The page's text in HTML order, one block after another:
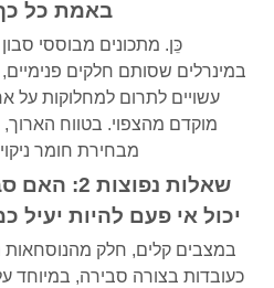
באמת כל
כֵּן. מתכונים מבוססי
במינרלים שסותם חלקים
עשויים לתרום למחלוקות על
מוקדם מהצפוי. בטווח הארוך,
מבחירת חומר
שאלות
יכול אי פעם להיות יעיל
במצבים קלים, חלק מהנוסחאות
כעובדות בצורה סבירה, במיוחד